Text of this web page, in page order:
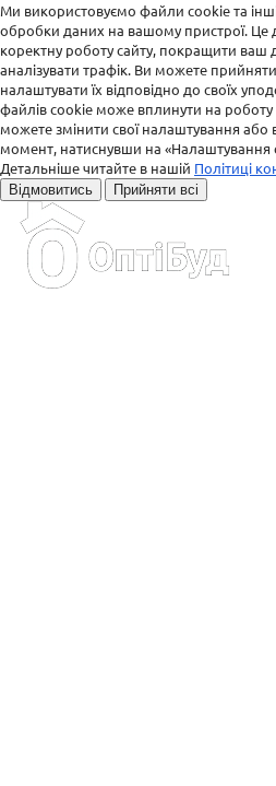
Ми використовуємо файли cookie та інші
обробки даних на вашому пристрої. Це
коректну роботу сайту, покращити ваш
аналізувати трафік. Ви можете
налаштувати їх відповідно до своїх
файлів cookie може вплинути на роботу
можете змінити свої налаштування або
момент, натиснувши на «Налаштування
Детальніше читайте в нашій Політиці
Відмовитись Прийняти всі